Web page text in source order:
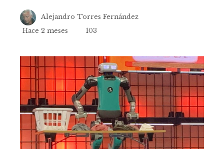
Alejandro Torres Fernández
Hace 2 meses
103